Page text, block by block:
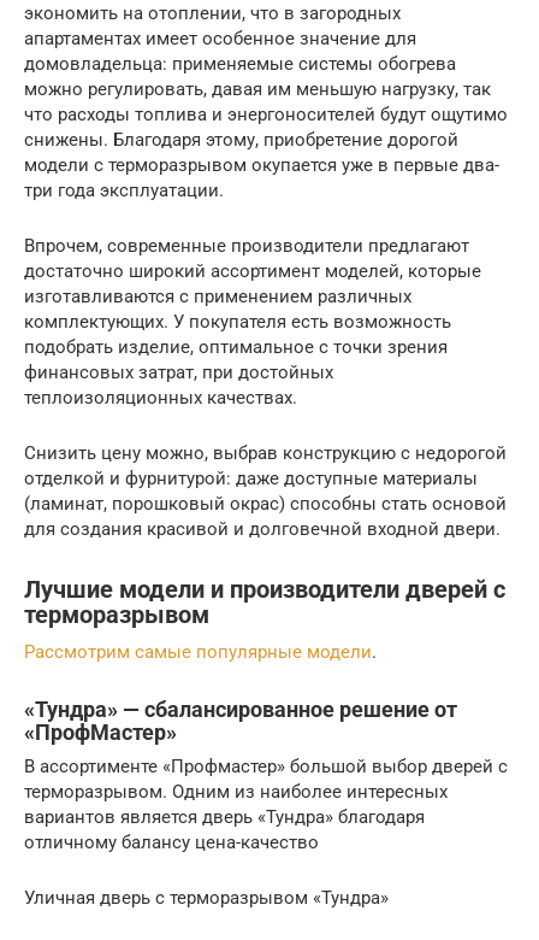
экономить на отоплении, что в загородных
апартаментах имеет особенное значение для
домовладельца: применяемые системы обогрева
можно регулировать, давая им меньшую нагрузку, так
что расходы топлива и энергоносителей будут ощутимо
снижены. Благодаря этому, приобретение дорогой
модели с терморазрывом окупается уже в первые два-
три года эксплуатации.
Впрочем, современные производители предлагают
достаточно широкий ассортимент моделей, которые
изготавливаются с применением различных
комплектующих. У покупателя есть возможность
подобрать изделие, оптимальное с точки зрения
финансовых затрат, при достойных
теплоизоляционных качествах.
Снизить цену можно, выбрав конструкцию с недорогой
отделкой и фурнитурой: даже доступные материалы
(ламинат, порошковый окрас) способны стать основой
для создания красивой и долговечной входной двери.
Лучшие модели и производители дверей с
терморазрывом
Рассмотрим самые популярные модели.
«Тундра» — сбалансированное решение от
«ПрофМастер»
В ассортименте «Профмастер» большой выбор дверей с
терморазрывом. Одним из наиболее интересных
вариантов является дверь «Тундра» благодаря
отличному балансу цена-качество
Уличная дверь с терморазрывом «Тундра»